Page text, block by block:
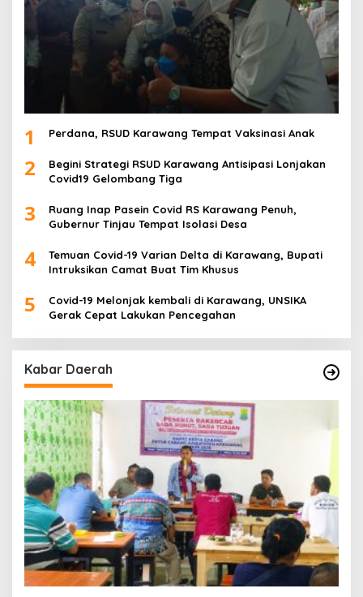
1 Perdana, RSUD Karawang Tempat Vaksinasi Anak
2
Begini Strategi RSUD Karawang Antisipasi Lonjakan
Covid19 Gelombang Tiga
3
Ruang Inap Pasein Covid RS Karawang Penuh,
Gubernur Tinjau Tempat Isolasi Desa
4
Temuan Covid-19 Varian Delta di Karawang, Bupati
Intruksikan Camat Buat Tim Khusus
5
Covid-19 Melonjak kembali di Karawang, UNSIKA
Gerak Cepat Lakukan Pencegahan
Kabar Daerah